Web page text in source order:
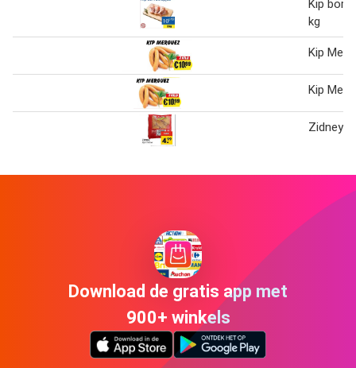
Kip
kg
Kip
Kip
Zidney
Download de gratis app met
900+ winkels